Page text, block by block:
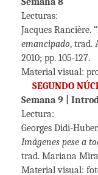
Lecturas:
Jacques Rancière.
emancipado, trad.
2010; pp. 105-127.
Material visual:
SEGUNDO
Semana 9 |
Lectura:
Georges Didi-
Imágenes pese a
trad. Mariana
Material visual: